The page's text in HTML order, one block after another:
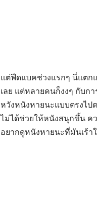
แต่ฟีดแบคช่วงแรกๆ นี่แตก
เลย แต่หลายคนก็งงๆ กับก
หวังหนังหายนะแบบตรงไป
ไม่ได้ช่วยให้หนังสนุกขึ้น ค
อยากดูหนังหายนะที่มันเร้า